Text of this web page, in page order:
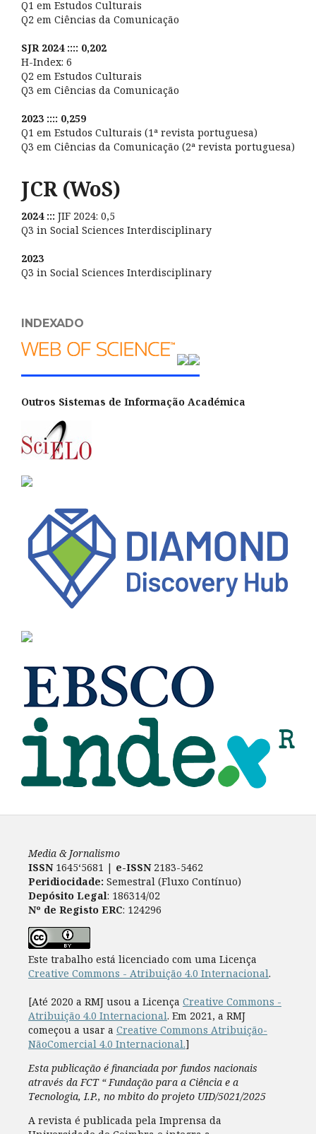
Q1 em Estudos Culturais
Q2 em Ciências da Comunicação
SJR 2024 :::: 0,202
H-Index: 6
Q2 em Estudos Culturais
Q3 em Ciências da Comunicação
2023 :::: 0,259
Q1 em Estudos Culturais (1ª revista portuguesa)
Q3 em Ciências da Comunicação (2ª revista portuguesa)
JCR (WoS)
2024 ::: JIF 2024: 0,5
Q3 in Social Sciences Interdisciplinary
2023
Q3 in Social Sciences Interdisciplinary
INDEXADO
Outros Sistemas de Informação Académica
Media & Jornalismo
ISSN 1645‘5681 | e-ISSN2183-5462
Peridiocidade: Semestral (Fluxo Contínuo)
Depósito Legal: 186314/02
Nº de Registo ERC: 124296
Este trabalho está licenciado com uma Licença
Creative Commons - Atribuição 4.0 Internacional.
[Até 2020 a RMJ usou a Licença Creative Commons -
Atribuição 4.0 Internacional. Em 2021, a RMJ
começou a usar a Creative Commons Atribuição-
NãoComercial 4.0 Internacional.]
Esta publicação é financiada por fundos nacionais
através da FCT “ Fundação para a Ciência e a
Tecnologia, I.P., no mbito do projeto UID/5021/2025
A revista é publicada pela Imprensa da